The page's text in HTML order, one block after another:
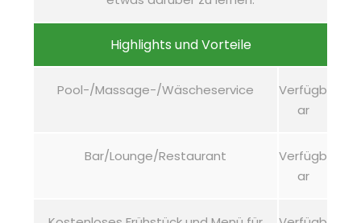
Highlights und Vorteile
Pool-/Massage-/Wäscheservice
Verfügb
ar
Bar/Lounge/Restaurant
Verfügb
ar